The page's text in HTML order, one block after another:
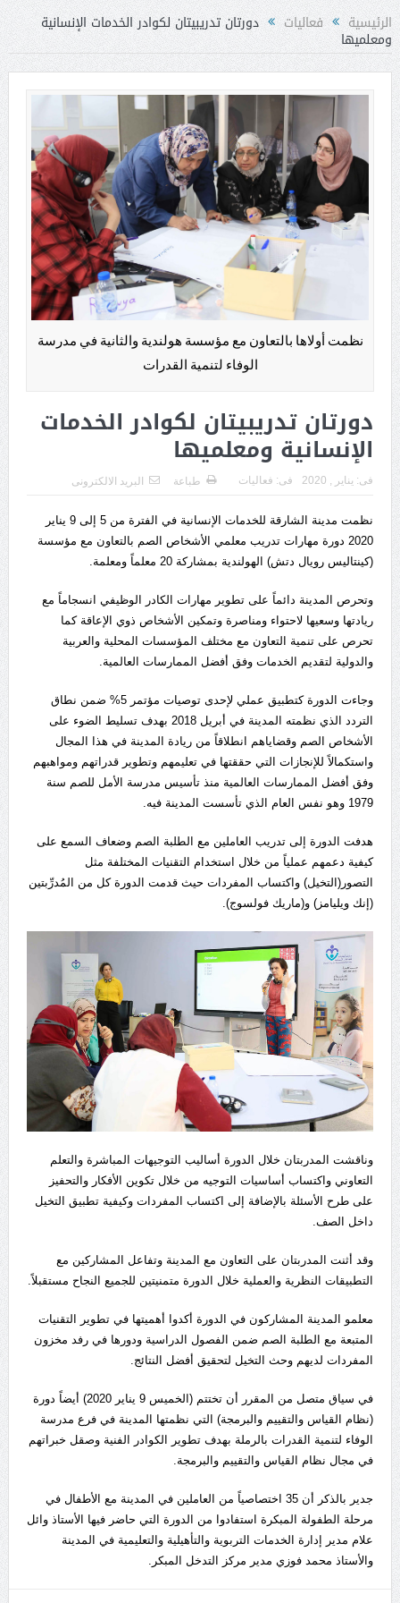
الرئيسية فعاليات دورتان تدريبيتان لكوادر الخدمات الإنسانية
ومعلميها
نظمت أولاها بالتعاون مع مؤسسة هولندية والثانية في مدرسة
الوفاء لتنمية القدرات
دورتان تدريبيتان لكوادر الخدمات
الإنسانية ومعلميها
فى: يناير , 2020 فى: فعاليات طباعة البريد الالكترونى
نظمت مدينة الشارقة للخدمات الإنسانية في الفترة من 5 إلى 9 يناير
2020 دورة مهارات تدريب معلمي الأشخاص الصم بالتعاون مع مؤسسة
(كينتاليس رويال دتش) الهولندية بمشاركة 20 معلماً ومعلمة.
وتحرص المدينة دائماً على تطوير مهارات الكادر الوظيفي انسجاماً مع
ريادتها وسعيها لاحتواء ومناصرة وتمكين الأشخاص ذوي الإعاقة كما
تحرص على تنمية التعاون مع مختلف المؤسسات المحلية والعربية
والدولية لتقديم الخدمات وفق أفضل الممارسات العالمية.
وجاءت الدورة كتطبيق عملي لإحدى توصيات مؤتمر 5% ضمن نطاق
التردد الذي نظمته المدينة في أبريل 2018 بهدف تسليط الضوء على
الأشخاص الصم وقضاياهم انطلاقاً من ريادة المدينة في هذا المجال
واستكمالاً للإنجازات التي حققتها في تعليمهم وتطوير قدراتهم ومواهبهم
وفق أفضل الممارسات العالمية منذ تأسيس مدرسة الأمل للصم سنة
1979 وهو نفس العام الذي تأسست المدينة فيه.
هدفت الدورة إلى تدريب العاملين مع الطلبة الصم وضعاف السمع على
كيفية دعمهم عملياً من خلال استخدام التقنيات المختلفة مثل
التصور(التخيل) واكتساب المفردات حيث قدمت الدورة كل من المُدرِّبتين
(إنك ويليامز) و(ماريك فولسوج).
وناقشت المدربتان خلال الدورة أساليب التوجيهات المباشرة والتعلم
التعاوني واكتساب أساسيات التوجيه من خلال تكوين الأفكار والتحفيز
على طرح الأسئلة بالإضافة إلى اكتساب المفردات وكيفية تطبيق التخيل
داخل الصف.
وقد أثنت المدربتان على التعاون مع المدينة وتفاعل المشاركين مع
التطبيقات النظرية والعملية خلال الدورة متمنيتين للجميع النجاح مستقبلاً.
معلمو المدينة المشاركون في الدورة أكدوا أهميتها في تطوير التقنيات
المتبعة مع الطلبة الصم ضمن الفصول الدراسية ودورها في رفد مخزون
المفردات لديهم وحث التخيل لتحقيق أفضل النتائج.
في سياق متصل من المقرر أن تختتم (الخميس 9 يناير 2020) أيضاً دورة
(نظام القياس والتقييم والبرمجة) التي نظمتها المدينة في فرع مدرسة
الوفاء لتنمية القدرات بالرملة بهدف تطوير الكوادر الفنية وصقل خبراتهم
في مجال نظام القياس والتقييم والبرمجة.
جدير بالذكر أن 35 اختصاصياً من العاملين في المدينة مع الأطفال في
مرحلة الطفولة المبكرة استفادوا من الدورة التي حاضر فيها الأستاذ وائل
علام مدير إدارة الخدمات التربوية والتأهيلية والتعليمية في المدينة
والأستاذ محمد فوزي مدير مركز التدخل المبكر.